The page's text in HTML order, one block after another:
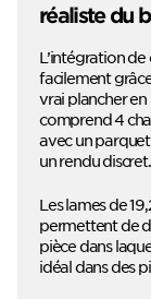
réaliste du
L’intégration
facilement
vrai plancher en
comprend 4
avec un
un rendu discret.
Les lames de
permettent de
pièce dans
idéal dans des